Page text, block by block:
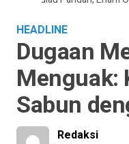
HEADLINE
Dugaan
Menguak:
Sabun
Redaksi